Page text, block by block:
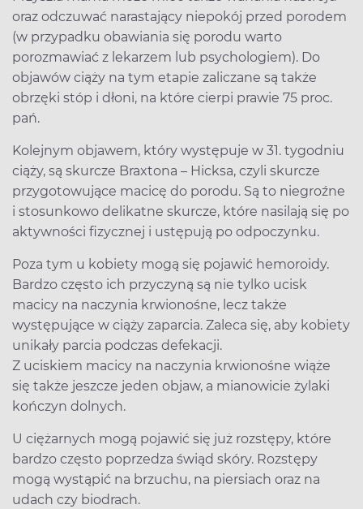
oraz odczuwać narastający niepokój przed porodem
(w przypadku obawiania się porodu warto
porozmawiać z lekarzem lub psychologiem). Do
objawów ciąży na tym etapie zaliczane są także
obrzęki stóp i dłoni, na które cierpi prawie 75 proc.
pań.
Kolejnym objawem, który występuje w 31. tygodniu
ciąży, są skurcze Braxtona – Hicksa, czyli skurcze
przygotowujące macicę do porodu. Są to niegroźne
i stosunkowo delikatne skurcze, które nasilają się po
aktywności fizycznej i ustępują po odpoczynku.
Poza tym u kobiety mogą się pojawić hemoroidy.
Bardzo często ich przyczyną są nie tylko ucisk
macicy na naczynia krwionośne, lecz także
występujące w ciąży zaparcia. Zaleca się, aby kobiety
unikały parcia podczas defekacji.
Z uciskiem macicy na naczynia krwionośne wiąże
się także jeszcze jeden objaw, a mianowicie żylaki
kończyn dolnych.
U ciężarnych mogą pojawić się już rozstępy, które
bardzo często poprzedza świąd skóry. Rozstępy
mogą wystąpić na brzuchu, na piersiach oraz na
udach czy biodrach.